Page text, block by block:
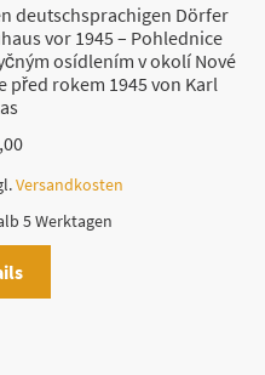
deutschsprachigen Dörfer
vor 1945 – Pohlednice
osídlením v okolí Nové
před rokem 1945 von Karl
Versandkosten
5 Werktagen